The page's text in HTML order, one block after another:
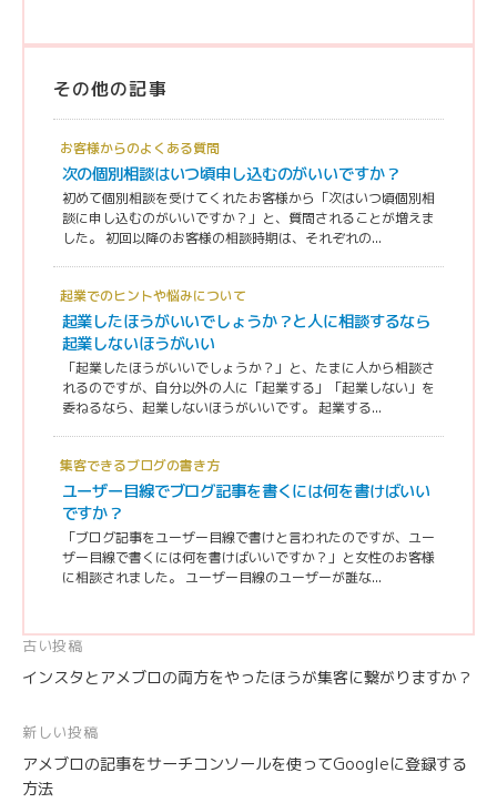
その他の記事
お客様からのよくある質問
次の個別相談はいつ頃申し込むのがいいですか？
初めて個別相談を受けてくれたお客様から「次はいつ頃個別相
談に申し込むのがいいですか？」と、質問されることが増えま
した。 初回以降のお客様の相談時期は、それぞれの...
起業でのヒントや悩みについて
起業したほうがいいでしょうか？と人に相談するなら
起業しないほうがいい
「起業したほうがいいでしょうか？」と、たまに人から相談さ
れるのですが、自分以外の人に「起業する」「起業しない」を
委ねるなら、起業しないほうがいいです。 起業する...
集客できるブログの書き方
ユーザー目線でブログ記事を書くには何を書けばいい
ですか？
「ブログ記事をユーザー目線で書けと言われたのですが、ユー
ザー目線で書くには何を書けばいいですか？」と女性のお客様
に相談されました。 ユーザー目線のユーザーが誰な...
投
稿
ナ
ビ
ゲ
古い投稿
インスタとアメブロの両方をやったほうが集客に繋がりますか？
新しい投稿
アメブロの記事をサーチコンソールを使ってGoogleに登録する
方法